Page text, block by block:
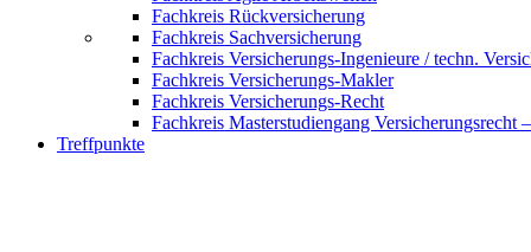
Fachkreis Rückversicherung
Fachkreis Sachversicherung
Fachkreis Versicherungs-Ingenieure / techn.
Fachkreis Versicherungs-Makler
Fachkreis Versicherungs-Recht
Fachkreis Masterstudiengang Versicherungsrecht
Treffpunkte